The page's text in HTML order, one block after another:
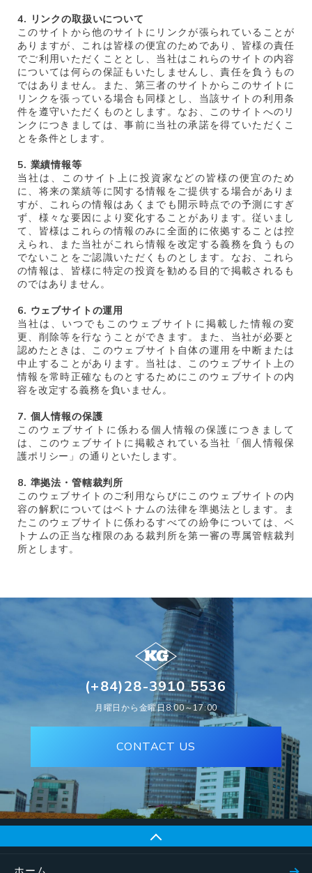
4. リンクの取扱いについて
このサイトから他のサイトにリンクが張られていることが
ありますが、これは皆様の便宜のためであり、皆様の責任
でご利用いただくこととし、当社はこれらのサイトの内容
については何らの保証もいたしませんし、責任を負うもの
ではありません。また、第三者のサイトからこのサイトに
リンクを張っている場合も同様とし、当該サイトの利用条
件を遵守いただくものとします。なお、このサイトへのリ
ンクにつきましては、事前に当社の承諾を得ていただくこ
とを条件とします。
5. 業績情報等
当社は、このサイト上に投資家などの皆様の便宜のため
に、将来の業績等に関する情報をご提供する場合がありま
すが、これらの情報はあくまでも開示時点での予測にすぎ
ず、様々な要因により変化することがあります。従いまし
て、皆様はこれらの情報のみに全面的に依拠することは控
えられ、また当社がこれら情報を改定する義務を負うもの
でないことをご認識いただくものとします。なお、これら
の情報は、皆様に特定の投資を勧める目的で掲載されるも
のではありません。
6. ウェブサイトの運用
当社は、いつでもこのウェブサイトに掲載した情報の変
更、削除等を行なうことができます。また、当社が必要と
認めたときは、このウェブサイト自体の運用を中断または
中止することがあります。当社は、このウェブサイト上の
情報を常時正確なものとするためにこのウェブサイトの内
容を改定する義務を負いません。
7. 個人情報の保護
このウェブサイトに係わる個人情報の保護につきまして
は、このウェブサイトに掲載されている当社「個人情報保
護ポリシー」の通りといたします。
8. 準拠法・管轄裁判所
このウェブサイトのご利用ならびにこのウェブサイトの内
容の解釈についてはベトナムの法律を準拠法とします。ま
たこのウェブサイトに係わるすべての紛争については、ベ
トナムの正当な権限のある裁判所を第一審の専属管轄裁判
所とします。
(+84)28-3910 5536
月曜日から金曜日8:00～17:00
CONTACT US